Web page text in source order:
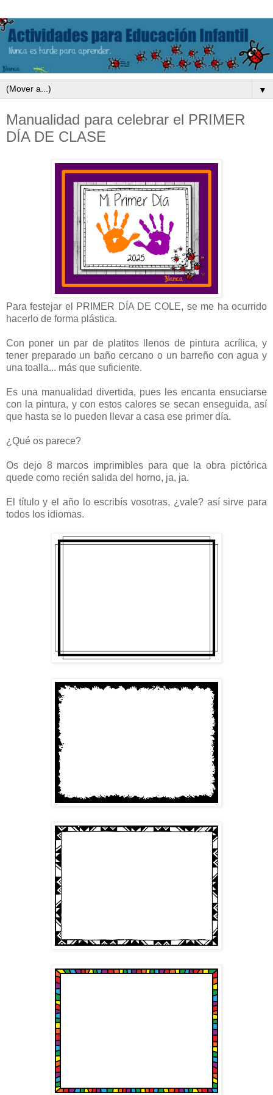
▼
Manualidad para celebrar el PRIMER
DÍA DE CLASE
Para festejar el PRIMER DÍA DE COLE, se me ha ocurrido
hacerlo de forma plástica.
Con poner un par de platitos llenos de pintura acrílica, y
tener preparado un baño cercano o un barreño con agua y
una toalla... más que suficiente.
Es una manualidad divertida, pues les encanta ensuciarse
con la pintura, y con estos calores se secan enseguida, así
que hasta se lo pueden llevar a casa ese primer día.
¿Qué os parece?
Os dejo 8 marcos imprimibles para que la obra pictórica
quede como recién salida del horno, ja, ja.
El título y el año lo escribís vosotras, ¿vale? así sirve para
todos los idiomas.